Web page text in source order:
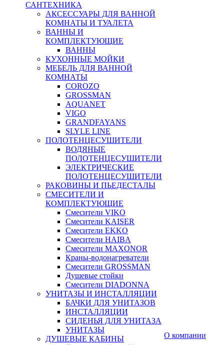
САНТЕХНИКА
АКСЕССУАРЫ ДЛЯ ВАННОЙ
КОМНАТЫ И ТУАЛЕТА
ВАННЫ И
КОМПЛЕКТУЮЩИЕ
ВАННЫ
КУХОННЫЕ МОЙКИ
МЕБЕЛЬ ДЛЯ ВАННОЙ
КОМНАТЫ
COROZO
GROSSMAN
AQUANET
VIGO
GRANDFAYANS
SLYLE LINE
ПОЛОТЕНЦЕСУШИТЕЛИ
ВОДЯНЫЕ
ПОЛОТЕНЦЕСУШИТЕЛИ
ЭЛЕКТРИЧЕСКИЕ
ПОЛОТЕНЦЕСУШИТЕЛИ
РАКОВИНЫ И ПЬЕДЕСТАЛЫ
СМЕСИТЕЛИ И
КОМПЛЕКТУЮЩИЕ
Смесители VIKO
Смесители KAISER
Смесители EKKO
Смесители HAIBA
Смесители MAXONOR
Краны-водонагреватели
Смесители GROSSMAN
Душевые стойки
Смесители DIADONNA
УНИТАЗЫ И ИНСТАЛЛЯЦИИ
БАЧКИ ДЛЯ УНИТАЗОВ
ИНСТАЛЛЯЦИИ
СИДЕНЬЯ ДЛЯ УНИТАЗА
УНИТАЗЫ
ДУШЕВЫЕ КАБИНЫ
О компании